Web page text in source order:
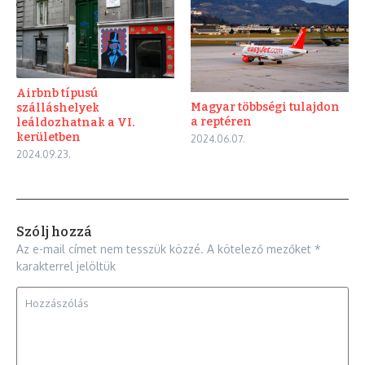
Airbnb típusú
szálláshelyek
leáldozhatnak a VI.
kerületben
2024.09.23.
Magyar többségi tulajdon
a reptéren
2024.06.07.
Szólj hozzá
Az e-mail címet nem tesszük közzé. A kötelező mezőket *
karakterrel jelöltük